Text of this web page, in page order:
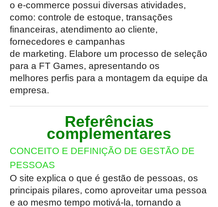
o e-commerce possui diversas atividades,
como: controle de estoque, transações
financeiras, atendimento ao cliente,
fornecedores e campanhas
de marketing. Elabore um processo de seleção
para a FT Games, apresentando os
melhores perfis para a montagem da equipe da
empresa.
Referências
complementares
CONCEITO E DEFINIÇÃO DE GESTÃO DE
PESSOAS
O site explica o que é gestão de pessoas, os
principais pilares, como aproveitar uma pessoa
e ao mesmo tempo motivá-la, tornando a